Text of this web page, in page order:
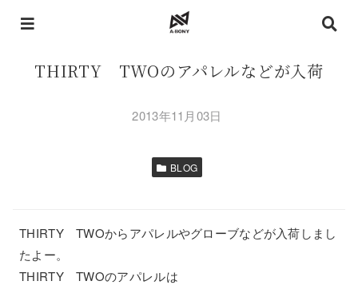
THIRTY TWOのアパレルなどが入荷
2013年11月03日
BLOG
THIRTY TWOからアパレルやグローブなどが入荷しまし
たよー。
THIRTY TWOのアパレルは